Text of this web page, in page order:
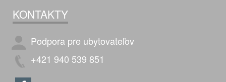
KONTAKTY
Podpora pre ubytovateľov
+421 940 539 851